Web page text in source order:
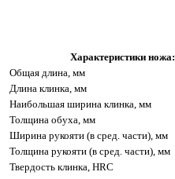
Характеристики ножа:
Общая длина, мм
Длина клинка, мм
Наибольшая ширина клинка, мм
Толщина обуха, мм
Ширина рукояти (в сред. части), мм
Толщина рукояти (в сред. части), мм
Твердость клинка, HRC